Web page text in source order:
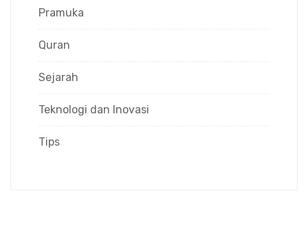
Pramuka
Quran
Sejarah
Teknologi dan Inovasi
Tips